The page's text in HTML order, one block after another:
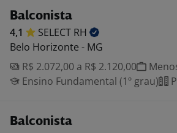
Balconista
4,1 SELECT RH
Belo Horizonte - MG
R$ 2.072,00 a R$ 2.120,00
Ensino Fundamental (1º grau)
Balconista